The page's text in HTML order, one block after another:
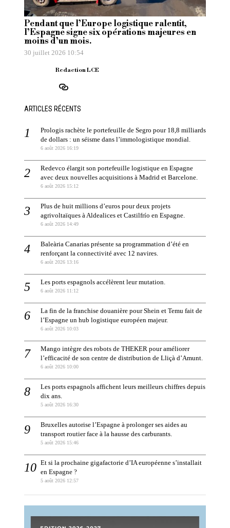
Pendant que l’Europe logistique ralentit,
l’Espagne signe six opérations majeures en
moins d’un mois.
30 juillet 2026 10:54
Redaction LCE
ARTICLES RÉCENTS
Prologis rachète le portefeuille de Segro pour 18,8 milliards
de dollars : un séisme dans l’immologistique mondial.
6 août 2026 16:19
Redevco élargit son portefeuille logistique en Espagne
avec deux nouvelles acquisitions à Madrid et Barcelone.
6 août 2026 15:12
Plus de huit millions d’euros pour deux projets
agrivoltaïques à Aldealices et Castilfrío en Espagne.
6 août 2026 14:49
Baleària Canarias présente sa programmation d’été en
renforçant la connectivité avec 12 navires.
6 août 2026 13:16
Les ports espagnols accélèrent leur mutation.
6 août 2026 11:12
La fin de la franchise douanière pour Shein et Temu fait de
l’Espagne un hub logistique européen majeur.
6 août 2026 10:03
Mango intègre des robots de THEKER pour améliorer
l’efficacité de son centre de distribution de Lliçà d’Amunt.
6 août 2026 10:00
Les ports espagnols affichent leurs meilleurs chiffres depuis
dix ans.
5 août 2026 16:30
Bruxelles autorise l’Espagne à prolonger ses aides au
transport routier face à la hausse des carburants.
5 août 2026 15:46
Et si la prochaine gigafactorie d’IA européenne s’installait
en Espagne ?
5 août 2026 12:57